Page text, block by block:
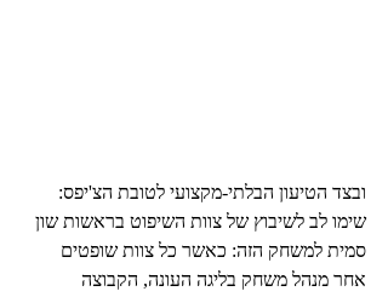
ובצד הטיעון הבלתי-מקצועי לטובת הצ'יפס:
שימו לב לשיבוץ של צוות השיפוט בראשות שון
סמית למשחק הזה: כאשר כל צוות שופטים
אחר מנהל משחק בליגה העונה, הקבוצה